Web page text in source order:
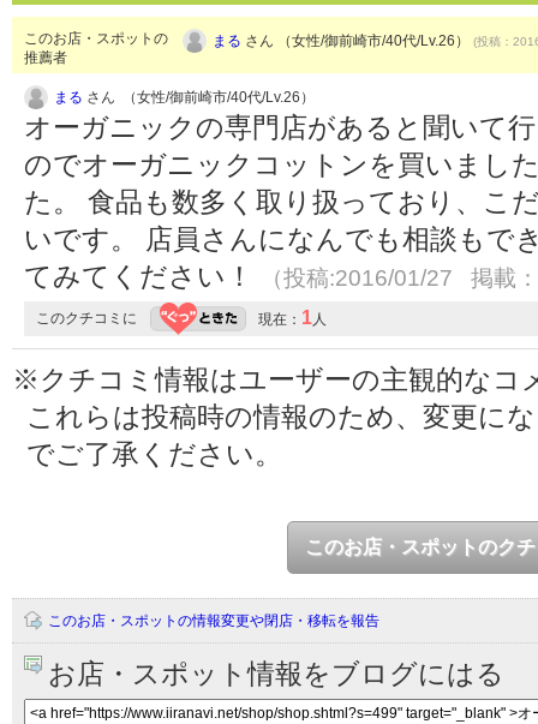
このお店・スポットの
推薦者
まる さん （女性/御前崎市/40代/Lv.26） (投稿：
まる さん （女性/御前崎市/40代/Lv.26）
オーガニックの専門店があると聞いて
のでオーガニックコットンを買いまし
た。 食品も数多く取り扱っており、こ
いです。 店員さんになんでも相談もで
てみてください！
（投稿:2016/01/27 掲載
このクチコミに 現在： 1人
※クチコミ情報はユーザーの主観的なコ
これらは投稿時の情報のため、変更に
でご了承ください。
このお店・スポットのク
このお店・スポットの情報変更や閉店・移転を報告
お店・スポット情報をブログにはる